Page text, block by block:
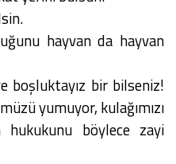
hayvan da hayvan
boşluktayız bir bilseniz!
yumuyor, kulağımızı
hukukunu böylece zayi